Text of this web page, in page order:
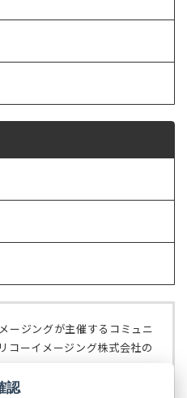
ージングが主催するコミュニ
コーイメージング株式会社の
公式サイト
認